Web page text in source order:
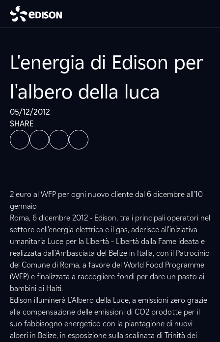
L'energia di Edison per
l'albero della luca
05/12/2012
SHARE
2 euro al WFP per ogni nuovo cliente dal 6 dicembre all’10
gennaio
Roma, 6 dicembre 2012 - Edison, tra i principali operatori nel
settore dell’energia elettrica e il gas, aderisce all’iniziativa
umanitaria Luce per la Libertà – Libertà dalla Fame ideata e
realizzata dall’Ambasciata del Belize in Italia, con il Patrocinio
del Comune di Roma, a favore del World Food Programme
(WFP) e finalizzata a raccogliere fondi per dare un pasto ai
bambini di Haiti.
Edison illuminerà L’Albero della Luce, a emissioni zero grazie
alla compensazione delle emissioni di CO2 prodotte per il
suo fabbisogno energetico con la piantagione di nuovi
alberi in Belize, in esposizione sulla scalinata di Trinità dei